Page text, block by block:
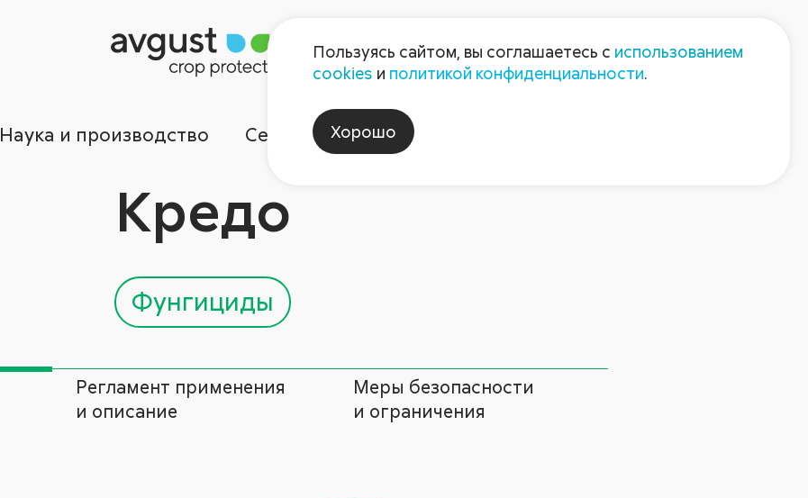
Пресс-центр Контакты
Наука и производство Сервисы Компания
Кредо
Фунгициды
Регламент применения
и описание
Меры безопасности
и ограничения
Пользуясь сайтом, вы соглашаетесь с использованием
cookies и политикой конфиденциальности.
Хорошо